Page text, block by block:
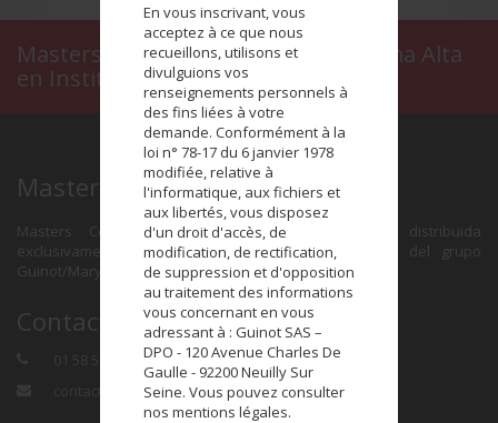
En vous inscrivant, vous
acceptez à ce que nous
recueillons, utilisons et
divulguions vos
renseignements personnels à
des fins liées à votre
demande. Conformément à la
loi n° 78-17 du 6 janvier 1978
modifiée, relative à
l'informatique, aux fichiers et
aux libertés, vous disposez
d'un droit d'accès, de
modification, de rectification,
de suppression et d'opposition
au traitement des informations
vous concernant en vous
adressant à : Guinot SAS –
DPO - 120 Avenue Charles De
Gaulle - 92200 Neuilly Sur
Seine. Vous pouvez consulter
nos mentions légales.
Masters Colors, el maquillaje de Gama Alta
en Instituto de Belleza
Masters Colors
Masters Colors es una marca de maquillaje distribuida
exclusivamente en la red de Institutos de Belleza del grupo
Guinot/Mary Cohr.
Contacto
01 58 58 41 00
contact@masterscolors.com